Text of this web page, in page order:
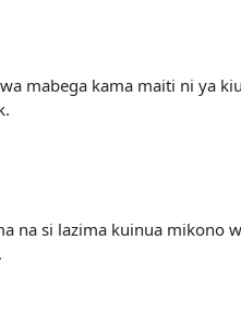
mabega kama maiti ni ya
na si lazima kuinua mikono